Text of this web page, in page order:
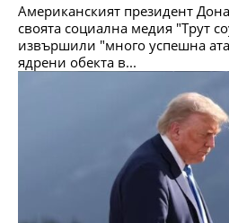
Американският президент
своята социална медия "Трут
извършили "много успешна
ядрени обекта в...